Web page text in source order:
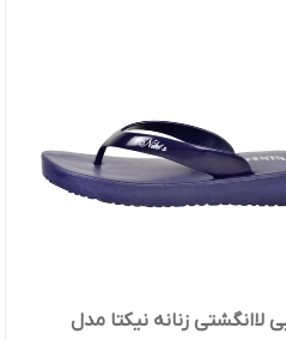
لاانگشتی زنانه نیکتا مدل